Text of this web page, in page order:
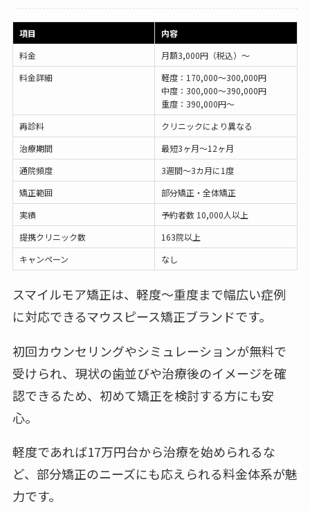
項目
内容
料金
月額3,000円（税込）〜
料金詳細
軽度：170,000〜300,000円
中度：300,000〜390,000円
重度：390,000円〜
再診料
クリニックにより異なる
治療期間
最短3ヶ月〜12ヶ月
通院頻度
3週間〜3カ月に1度
矯正範囲
部分矯正・全体矯正
実績
予約者数 10,000人以上
提携クリニック数
163院以上
キャンペーン
なし
スマイルモア矯正は、軽度〜重度まで幅広い症例
に対応できるマウスピース矯正ブランドです。
初回カウンセリングやシミュレーションが無料で
受けられ、現状の歯並びや治療後のイメージを確
認できるため、初めて矯正を検討する方にも安
心。
軽度であれば17万円台から治療を始められるな
ど、部分矯正のニーズにも応えられる料金体系が魅
力です。